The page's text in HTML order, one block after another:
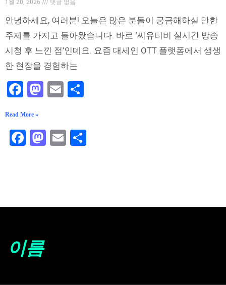
1월 20, 2026 댓글 없음
안녕하세요, 여러분! 오늘은 많은 분들이 궁금해하실 만한
주제를 가지고 돌아왔습니다. 바로 ‘씨유티비 실시간 방송
시청 후 느낀 점’인데요. 요즘 대세인 OTT 플랫폼에서 생생
한 현장을 경험하는
Facebook
Mastodon
Email
Read More »
Facebook
Mastodon
Email
이름